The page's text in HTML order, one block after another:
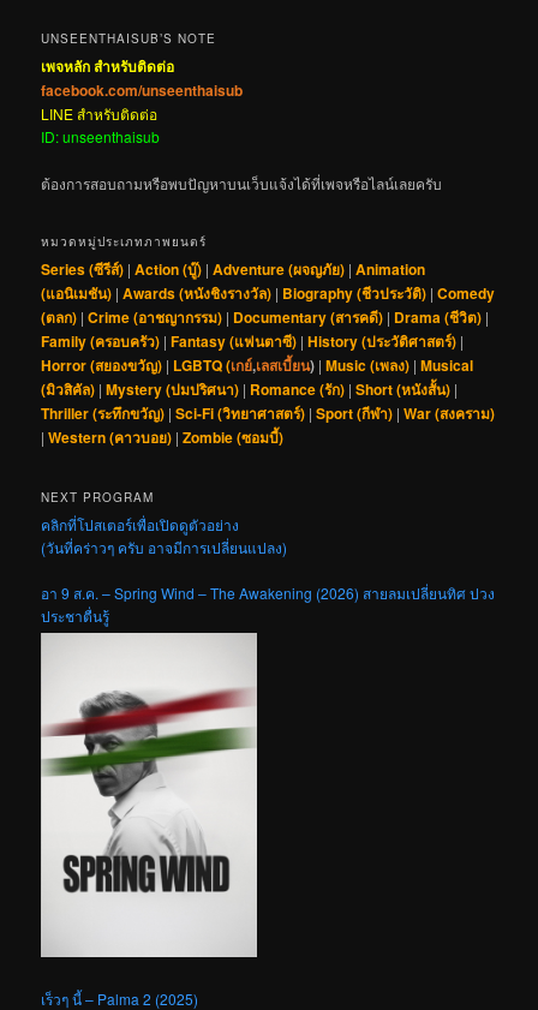
UNSEENTHAISUB’S NOTE
เพจหลัก สำหรับติดต่อ
facebook.com/unseenthaisub
LINE สำหรับติดต่อ
ID: unseenthaisub
ต้องการสอบถามหรือพบปัญหาบนเว็บแจ้งได้ที่เพจหรือไลน์เลยครับ
หมวดหมู่ประเภทภาพยนตร์
Series (ซีรีส์) |Action (บู๊) |Adventure (ผจญภัย) |Animation
(แอนิเมชัน) |Awards (หนังชิงรางวัล) | Biography (ชีวประวัติ) |Comedy
(ตลก) |Crime (อาชญากรรม) | Documentary (สารคดี) | Drama (ชีวิต) |
Family (ครอบครัว) |Fantasy (แฟนตาซี) |History (ประวัติศาสตร์) |
Horror (สยองขวัญ) | LGBTQ (เกย์,เลสเบี้ยน) |Music (เพลง) |Musical
(มิวสิคัล) |Mystery (ปมปริศนา) | Romance (รัก) |Short (หนังสั้น) |
Thriller (ระทึกขวัญ) |Sci-Fi (วิทยาศาสตร์) |Sport (กีฬา) |War (สงคราม)
|Western (คาวบอย) |Zombie (ซอมบี้)
NEXT PROGRAM
คลิกที่โปสเตอร์เพื่อเปิดดูตัวอย่าง
(วันที่คร่าวๆ ครับ อาจมีการเปลี่ยนแปลง)
อา 9 ส.ค. – Spring Wind – The Awakening (2026) สายลมเปลี่ยนทิศ ปวง
ประชาตื่นรู้
เร็วๆ นี้ – Palma 2 (2025)